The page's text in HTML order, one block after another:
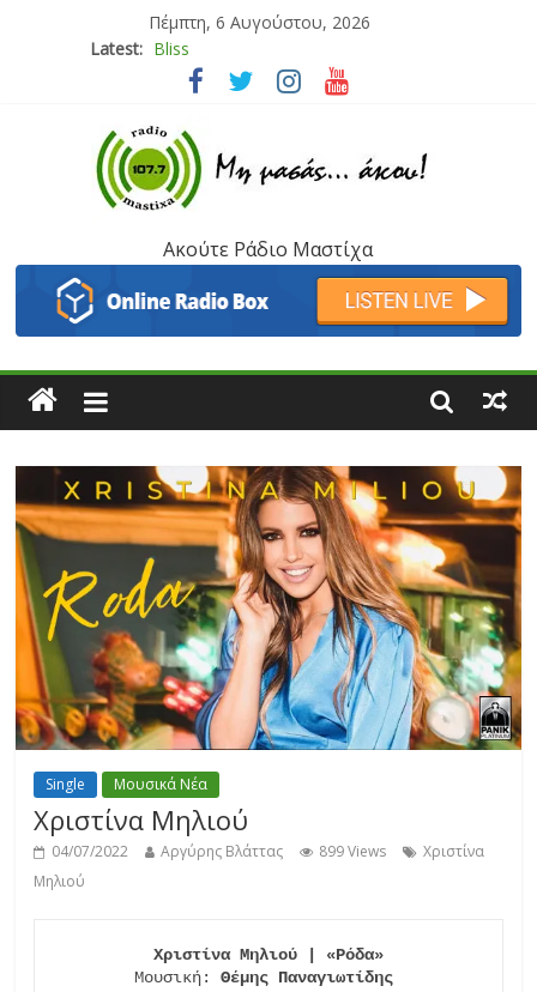
Πέμπτη, 6 Αυγούστου, 2026
Latest: Bliss
Μάνος Τρυπιάς & Γιώργος Στρατάκης
Ιορδάνης Αγαπητός
Μαριάννα Μασάδη
Τάνια Μπρεάζου
Ακούτε Ράδιο Μαστίχα
Single Μουσικά Νέα
Χριστίνα Μηλιού
04/07/2022 Αργύρης Βλάττας 899 Views
Χριστίνα
Μηλιού
Χριστίνα Μηλιού | «Ρόδα»
Μουσική: Θέμης Παναγιωτίδης